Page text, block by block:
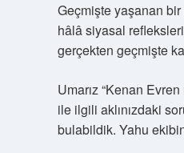
Geçmişte yaşanan
hâlâ siyasal
gerçekten geçmişte
Umarız “Kenan
ile ilgili aklınızdaki
bulabildik. Yahu